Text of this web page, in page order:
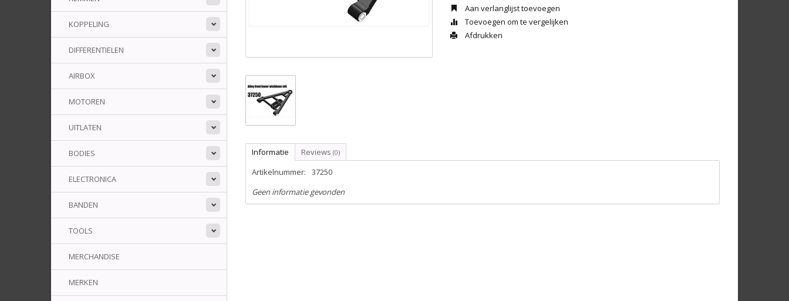
KOPPELING
DIFFERENTIELEN
AIRBOX
MOTOREN
UITLATEN
BODIES
ELECTRONICA
BANDEN
TOOLS
MERCHANDISE
MERKEN
Aan verlanglijst toevoegen
Toevoegen om te vergelijken
Afdrukken
Informatie Reviews (0)
Artikelnummer:
37250
Geen informatie gevonden